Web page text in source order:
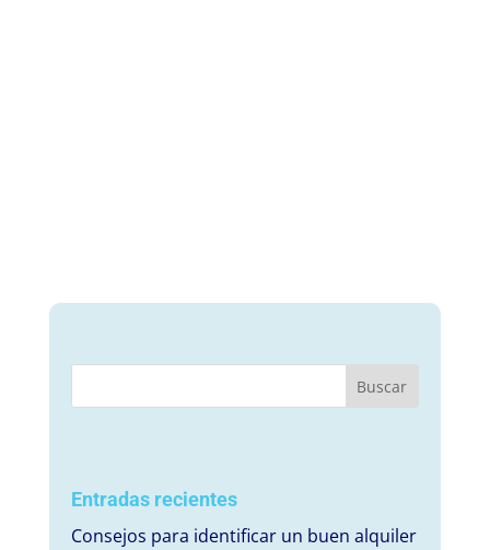
Entradas recientes
Consejos para identificar un buen alquiler